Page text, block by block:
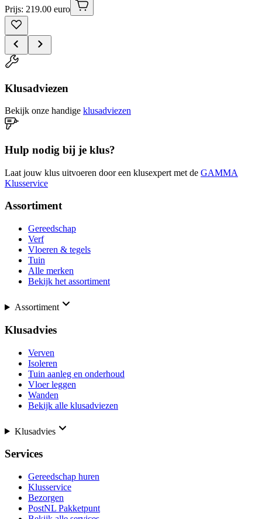
Prijs: 219.00 euro
Klusadviezen
Bekijk onze handige klusadviezen
Hulp nodig bij je klus?
Laat jouw klus uitvoeren door een klusexpert met de GAMMA
Klusservice
Assortiment
Gereedschap
Verf
Vloeren & tegels
Tuin
Alle merken
Bekijk het assortiment
Assortiment
Klusadvies
Verven
Isoleren
Tuin aanleg en onderhoud
Vloer leggen
Wanden
Bekijk alle klusadviezen
Klusadvies
Services
Gereedschap huren
Klusservice
Bezorgen
PostNL Pakketpunt